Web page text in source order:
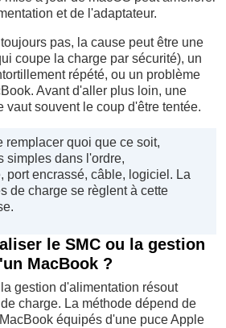
et de l'adaptateur.
pas, la cause peut être une
coupe la charge par sécurité), un
répété, ou un problème
Avant d'aller plus loin, une
souvent le coup d'être tentée.
remplacer quoi que ce soit,
simples dans l'ordre,
port encrassé, câble, logiciel. La
de charge se règlent à cette
le SMC ou la gestion
MacBook ?
gestion d'alimentation résout
charge. La méthode dépend de
équipés d'une puce Apple